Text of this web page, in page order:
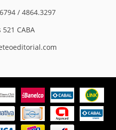
/ 4864.3297
CABA